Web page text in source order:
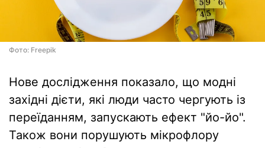
Фото: Freepik
Нове дослідження показало, що модні
західні дієти, які люди часто чергують із
переїданням, запускають ефект "йо-йо".
Також вони порушують мікрофлору